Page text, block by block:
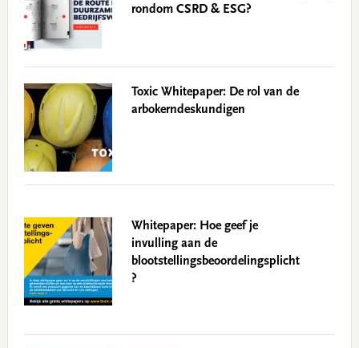
rondom CSRD & ESG?
Toxic Whitepaper: De rol van de
arbokerndeskundigen
Whitepaper: Hoe geef je
invulling aan de
blootstellingsbeoordelingsplicht
?